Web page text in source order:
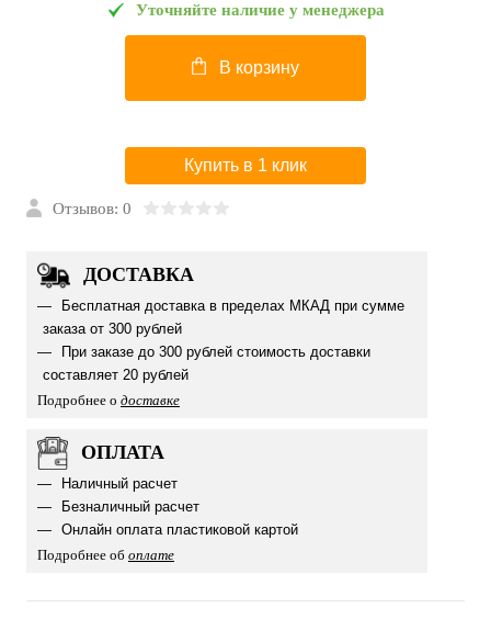
Уточняйте наличие у менеджера
В корзину
Купить в 1 клик
Отзывов: 0
ДОСТАВКА
Бесплатная доставка в пределах МКАД при сумме
заказа от 300 рублей
При заказе до 300 рублей стоимость доставки
составляет 20 рублей
Подробнее о доставке
ОПЛАТА
Наличный расчет
Безналичный расчет
Онлайн оплата пластиковой картой
Подробнее об оплате